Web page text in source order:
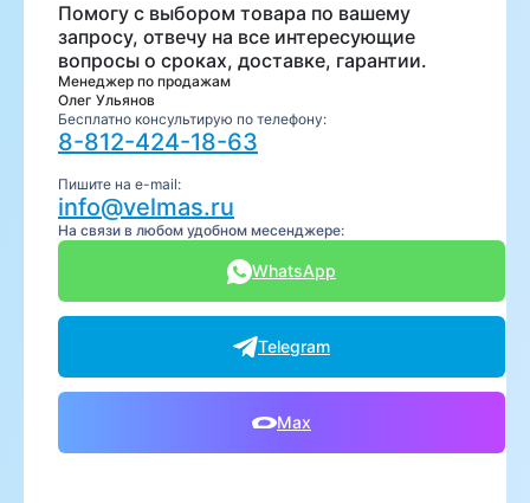
Помогу с выбором товара по вашему
запросу, отвечу на все интересующие
вопросы о сроках, доставке, гарантии.
Менеджер по продажам
Олег Ульянов
Бесплатно консультирую по телефону:
8-812-424-18-63
Пишите на e-mail:
info@velmas.ru
На связи в любом удобном месенджере:
WhatsApp
Telegram
Max